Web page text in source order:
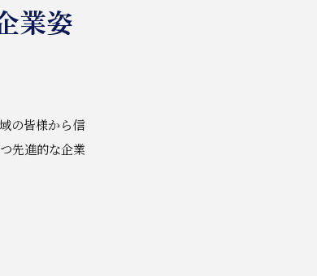
業姿
の皆様から信
先進的な企業